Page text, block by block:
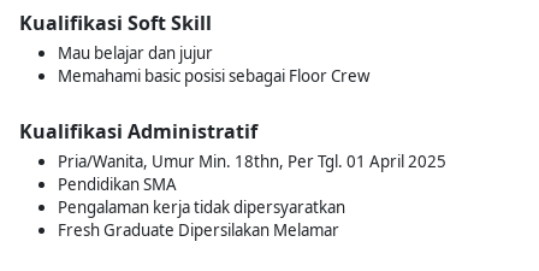
Kualifikasi Soft Skill
Mau belajar dan jujur
Memahami basic posisi sebagai Floor Crew
Kualifikasi Administratif
Pria/Wanita, Umur Min. 18thn, Per Tgl. 01 April 2025
Pendidikan SMA
Pengalaman kerja tidak dipersyaratkan
Fresh Graduate Dipersilakan Melamar